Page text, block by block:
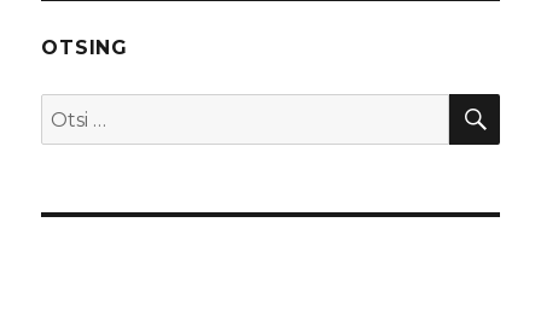
OTSING
Otsi: